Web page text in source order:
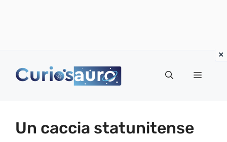
Menu
Un caccia statunitense